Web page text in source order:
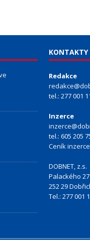
KONTAKTY
Redakce
tel.: 277 001
Inzerce
tel.: 605 205
Ceník
DOBNET, z.s.
Palackého 27
252 29
Tel.: 277 001